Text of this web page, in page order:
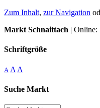
Zum Inhalt, zur Navigation
Markt Schnaittach | Online:
Schriftgröße
A A A
Suche Markt